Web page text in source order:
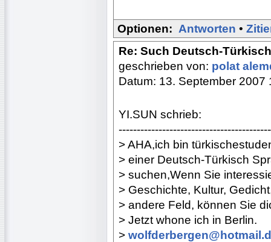
Optionen: Antworten •
Re: Such Deutsch-
geschrieben von: polat
Datum: 13. September 2007
YI.SUN schrieb:
> AHA,ich bin
> einer Deutsch-Türkisch
> suchen,Wenn Sie
> Geschichte, Kultur,
> andere Feld, können Sie
> Jetzt whone ich in Berlin.
>